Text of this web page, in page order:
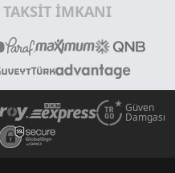
TAKSİT İMKANI
Güven
Damgası